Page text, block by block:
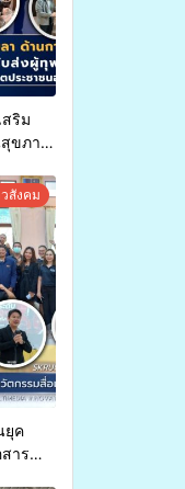
ริม
สุขภาพ
ความ
าง
สังคม
ยุค
าร